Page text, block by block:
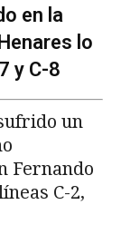
en la
lo
y C-8
un
Fernando
C-2,